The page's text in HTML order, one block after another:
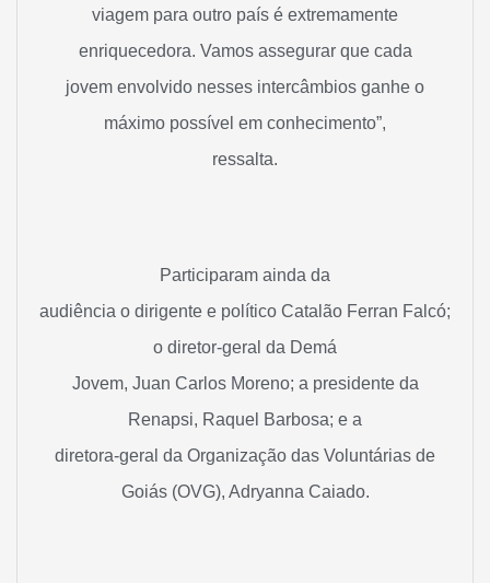
viagem para outro país é extremamente
enriquecedora. Vamos assegurar que cada
jovem envolvido nesses intercâmbios ganhe o
máximo possível em conhecimento”,
ressalta.
Participaram ainda da
audiência o dirigente e político Catalão Ferran Falcó;
o diretor-geral da Demá
Jovem, Juan Carlos Moreno; a presidente da
Renapsi, Raquel Barbosa; e a
diretora-geral da Organização das Voluntárias de
Goiás (OVG), Adryanna Caiado.